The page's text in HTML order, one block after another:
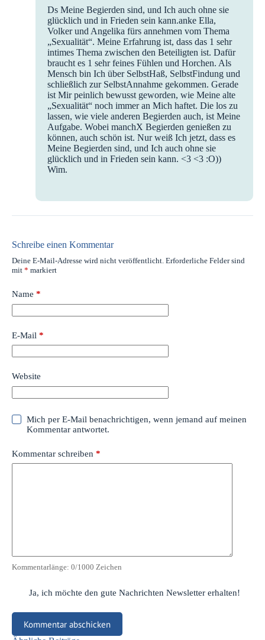
Ds Meine Begierden sind, und Ich auch ohne sie
glücklich und in Frieden sein kann.anke Ella,
Volker und Angelika fürs annehmen vom Thema
„Sexualität“. Meine Erfahrung ist, dass das 1 sehr
intimes Thema zwischen den Beteiligten ist. Dafür
braucht es 1 sehr feines Fühlen und Horchen. Als
Mensch bin Ich über SelbstHaß, SelbstFindung und
schließlich zur SelbstAnnahme gekommen. Gerade
ist Mir peinlich bewusst geworden, wie Meine alte
„Sexualität“ noch immer an Mich haftet. Die los zu
lassen, wie viele anderen Begierden auch, ist Meine
Aufgabe. Wobei manchX Begierden genießen zu
können, auch schön ist. Nur weiß Ich jetzt, dass es
Meine Begierden sind, und Ich auch ohne sie
glücklich und in Frieden sein kann. <3 <3 :O))
Wim.
Schreibe einen Kommentar
Deine E-Mail-Adresse wird nicht veröffentlicht. Erforderliche Felder sind
mit * markiert
Name *
E-Mail *
Website
Mich per E-Mail benachrichtigen, wenn jemand auf meinen
Kommentar antwortet.
Kommentar schreiben *
Kommentarlänge: 0/1000 Zeichen
Ja, ich möchte den gute Nachrichten Newsletter erhalten!
Kommentar abschicken